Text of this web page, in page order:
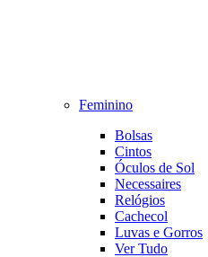
Feminino
Bolsas
Cintos
Óculos de Sol
Necessaires
Relógios
Cachecol
Luvas e Gorros
Ver Tudo